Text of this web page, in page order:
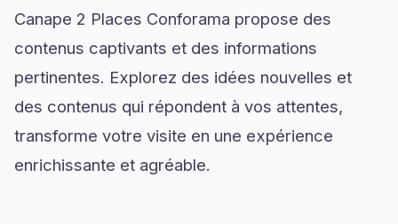
Canape 2 Places Conforama propose des
contenus captivants et des informations
pertinentes. Explorez des idées nouvelles et
des contenus qui répondent à vos attentes,
transforme votre visite en une expérience
enrichissante et agréable.